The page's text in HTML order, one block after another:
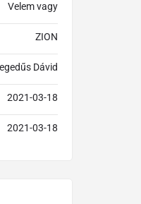
Velem vagy
ZION
Dávid
2021-03-18
2021-03-18